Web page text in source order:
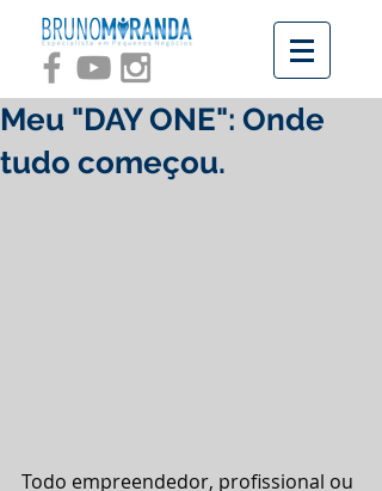
Meu "DAY ONE": Onde
tudo começou.
Todo empreendedor, profissional ou